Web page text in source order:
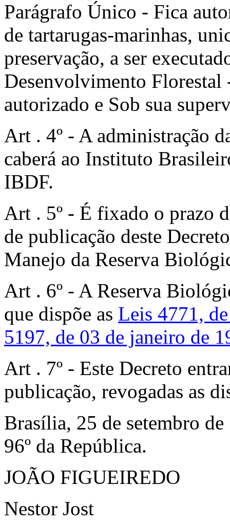
Parágrafo Único - Fica
de tartarugas-marinhas,
preservação, a ser
Desenvolvimento
autorizado e Sob sua
Art . 4º - A administração
caberá ao Instituto
IBDF.
Art . 5º - É fixado o prazo
de publicação deste
Manejo da Reserva
Art . 6º - A Reserva
que dispõe as Leis 4771,
5197, de 03 de janeiro de
Art . 7º - Este Decreto
publicação, revogadas as
Brasília, 25 de setembro
96º da República.
JOÃO FIGUEIREDO
Nestor Jost